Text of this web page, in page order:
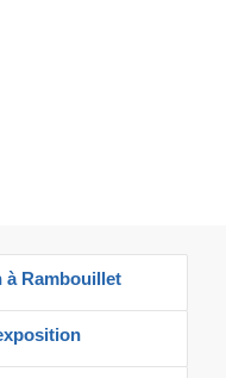
à Rambouillet